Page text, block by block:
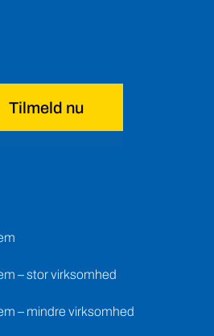
Tilmeld nu
– stor virksomhed
– mindre virksomhed